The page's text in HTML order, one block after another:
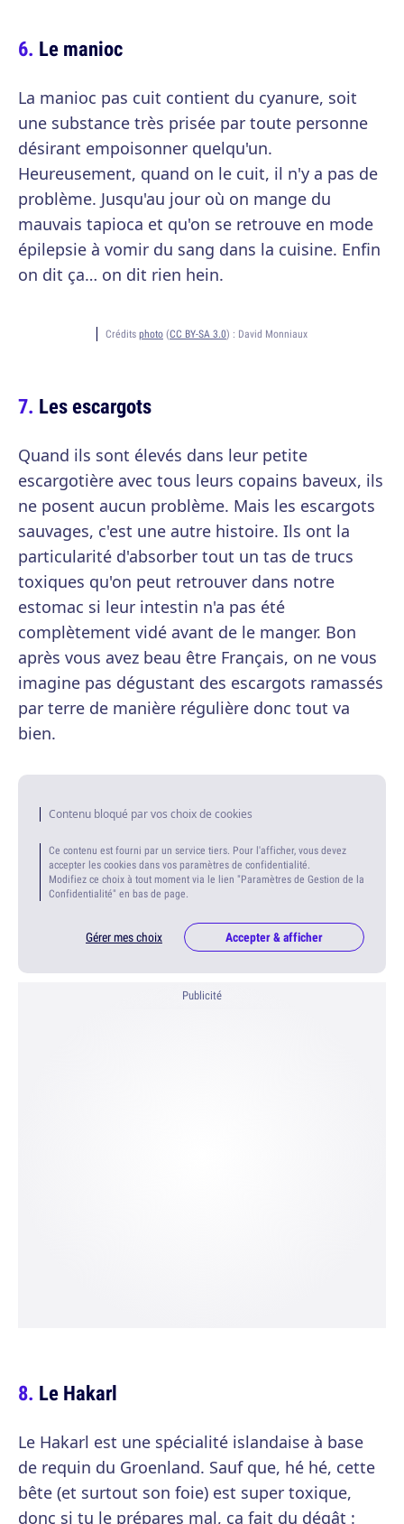
Le manioc
La manioc pas cuit contient du cyanure, soit
une substance très prisée par toute personne
désirant empoisonner quelqu'un.
Heureusement, quand on le cuit, il n'y a pas de
problème. Jusqu'au jour où on mange du
mauvais tapioca et qu'on se retrouve en mode
épilepsie à vomir du sang dans la cuisine. Enfin
on dit ça… on dit rien hein.
Crédits photo (CC BY-SA 3.0) : David Monniaux
Les escargots
Quand ils sont élevés dans leur petite
escargotière avec tous leurs copains baveux, ils
ne posent aucun problème. Mais les escargots
sauvages, c'est une autre histoire. Ils ont la
particularité d'absorber tout un tas de trucs
toxiques qu'on peut retrouver dans notre
estomac si leur intestin n'a pas été
complètement vidé avant de le manger. Bon
après vous avez beau être Français, on ne vous
imagine pas dégustant des escargots ramassés
par terre de manière régulière donc tout va
bien.
Contenu bloqué par vos choix de cookies
Ce contenu est fourni par un service tiers. Pour l'afficher, vous devez
accepter les cookies dans vos paramètres de confidentialité.
Modifiez ce choix à tout moment via le lien "Paramètres de Gestion de la
Confidentialité" en bas de page.
Gérer mes choix Accepter & afficher
Publicité
Le Hakarl
Le Hakarl est une spécialité islandaise à base
de requin du Groenland. Sauf que, hé hé, cette
bête (et surtout son foie) est super toxique,
donc si tu le prépares mal, ça fait du dégât :